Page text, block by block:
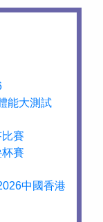
能大測試
賽
賽
中國香港